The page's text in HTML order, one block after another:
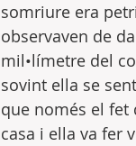
somriure era
observaven de
mil•límetre del
sovint ella se
que només el fet
casa i ella va fer